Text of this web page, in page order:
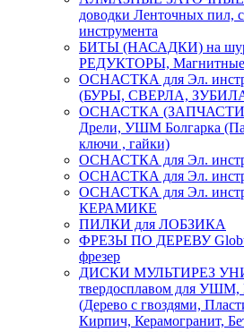
доводки Ленточных пил,
инструмента
БИТЫ (НАСАДКИ) на
РЕДУКТОРЫ, Магнитные
ОСНАСТКА для Эл.
(БУРЫ, СВЕРЛА,
ОСНАСТКА (ЗАПЧАСТИ)
Дрели, УШМ Болгарка
ключи , гайки)
ОСНАСТКА для Эл.
ОСНАСТКА для Эл.
ОСНАСТКА для Эл.
КЕРАМИКЕ
ПИЛКИ для ЛОБЗИКА
ФРЕЗЫ ПО ДЕРЕВУ
фрезер
ДИСКИ МУЛЬТИРЕЗ
твердосплавом для
(Дерево с гвоздями,
Кирпич, Керамогранит,